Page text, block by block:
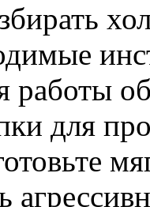
работы
для